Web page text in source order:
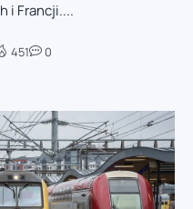
i Francji....
451 0